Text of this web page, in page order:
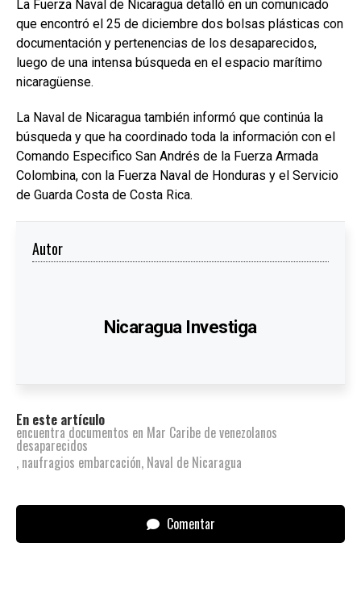
La Fuerza Naval de Nicaragua detalló en un comunicado
que encontró el 25 de diciembre dos bolsas plásticas con
documentación y pertenencias de los desaparecidos,
luego de una intensa búsqueda en el espacio marítimo
nicaragüense.
La Naval de Nicaragua también informó que continúa la
búsqueda y que ha coordinado toda la información con el
Comando Especifico San Andrés de la Fuerza Armada
Colombina, con la Fuerza Naval de Honduras y el Servicio
de Guarda Costa de Costa Rica.
Autor
Nicaragua Investiga
En este artículo
encuentra documentos en Mar Caribe de venezolanos
desaparecidos
, naufragios embarcación, Naval de Nicaragua
Comentar